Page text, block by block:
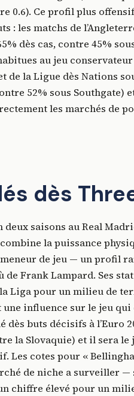
0.6). Ce profil plus
: les matchs de
dès cas, contre 45%
au jeu conservateur
de la Ligue dès Nations
52% sous Southgate)
les marchés de
dès
deux saisons au Real
la puissance
meneur de jeu — un profil
de Frank Lampard. Ses
Liga pour un milieu de
influence sur le jeu
dès buts décisifs à l’Euro
la Slovaquie) et il sera
Les cotes pour «
de niche a surveiller
chiffre élevé pour un